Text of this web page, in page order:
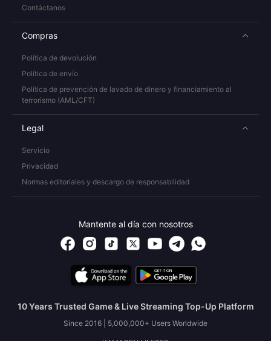
Contáctanos
Compras
Política de devolución
Política de envío
Política de prevención de lavado de dinero y financiamiento al
terrorismo (AML/CFT)
Legal
Servicio
Privacidad
Normas editoriales y descargo de responsabilidad
Mantente al día con nosotros
10 Years Trusted Game & Live Streaming Top-Up Platform
Since 2016 | 5,000,000+ Users Worldwide